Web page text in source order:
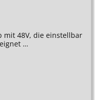
mit 48V, die einstellbar
…